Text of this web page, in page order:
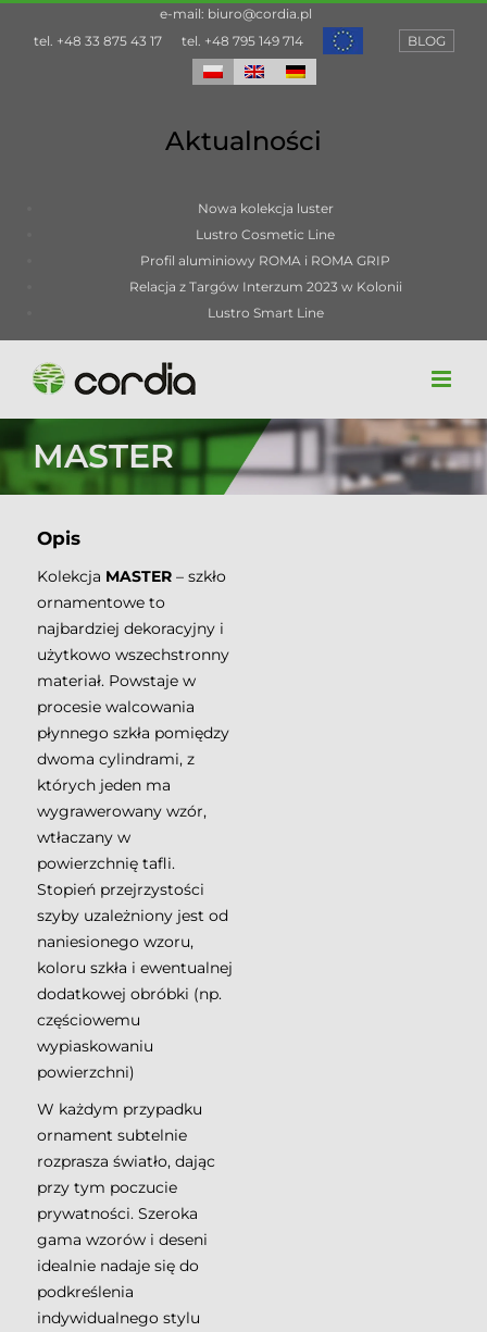
e-mail: biuro@cordia.pl
tel. +48 33 875 43 17 tel. +48 795 149 714 BLOG
Aktualności
Nowa kolekcja luster
Lustro Cosmetic Line
Profil aluminiowy ROMA i ROMA GRIP
Relacja z Targów Interzum 2023 w Kolonii
Lustro Smart Line
MASTER
Opis
Kolekcja MASTER– szkło
ornamentowe to
najbardziej dekoracyjny i
użytkowo wszechstronny
materiał. Powstaje w
procesie walcowania
płynnego szkła pomiędzy
dwoma cylindrami, z
których jeden ma
wygrawerowany wzór,
wtłaczany w
powierzchnię tafli.
Stopień przejrzystości
szyby uzależniony jest od
naniesionego wzoru,
koloru szkła i ewentualnej
dodatkowej obróbki (np.
częściowemu
wypiaskowaniu
powierzchni)
W każdym przypadku
ornament subtelnie
rozprasza światło, dając
przy tym poczucie
prywatności. Szeroka
gama wzorów i deseni
idealnie nadaje się do
podkreślenia
indywidualnego stylu